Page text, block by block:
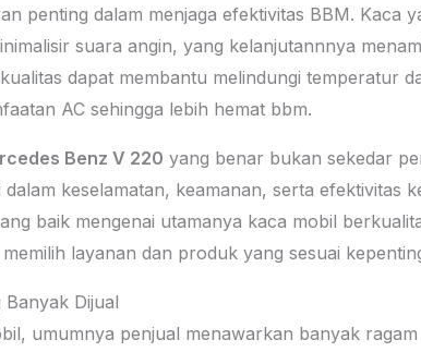
penting dalam menjaga efektivitas BBM. Kaca
suara angin, yang kelanjutannnya
dapat membantu melindungi temperatur
AC sehingga lebih hemat bbm.
Benz V 220 yang benar bukan sekedar
keselamatan, keamanan, serta efektivitas
baik mengenai utamanya kaca mobil
layanan dan produk yang sesuai
Dijual
umumnya penjual menawarkan banyak